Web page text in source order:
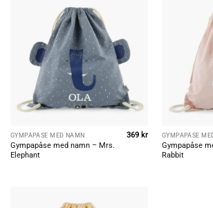
GYMPAPÅSE MED NAMN
Gympapåse med namn – Mrs.
Elephant
369 kr GYMPAPÅSE
Gympapåse
Rabbit